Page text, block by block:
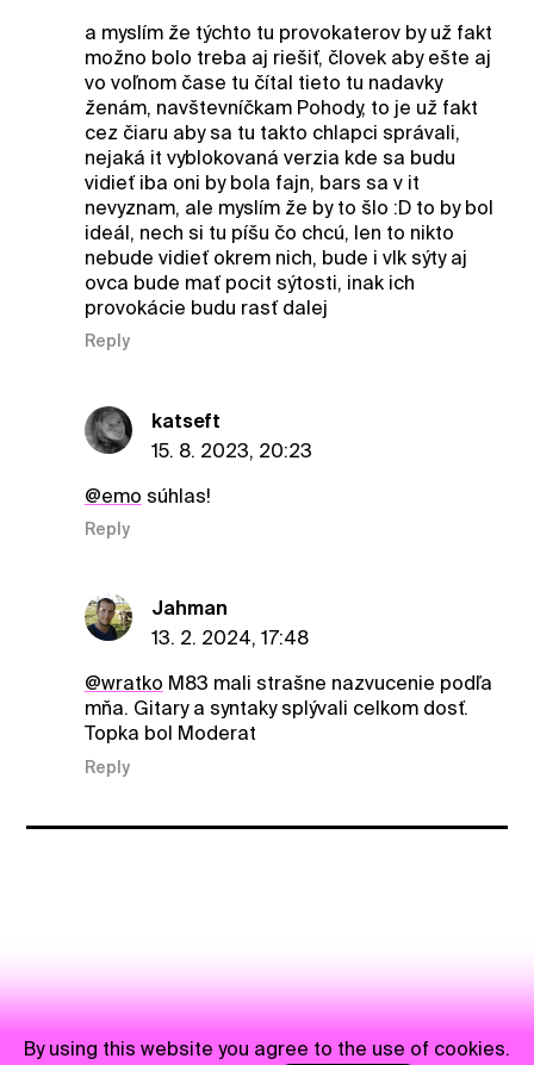
a myslím že týchto tu provokaterov by už fakt
možno bolo treba aj riešiť, človek aby ešte aj
vo voľnom čase tu čítal tieto tu nadavky
ženám, navštevníčkam Pohody, to je už fakt
cez čiaru aby sa tu takto chlapci správali,
nejaká it vyblokovaná verzia kde sa budu
vidieť iba oni by bola fajn, bars sa v it
nevyznam, ale myslím že by to šlo :D to by bol
ideál, nech si tu píšu čo chcú, len to nikto
nebude vidieť okrem nich, bude i vlk sýty aj
ovca bude mať pocit sýtosti, inak ich
provokácie budu rasť dalej
Reply
katseft
15. 8. 2023, 20:23
@emo súhlas!
Reply
Jahman
13. 2. 2024, 17:48
@wratko M83 mali strašne nazvucenie podľa
mňa. Gitary a syntaky splývali celkom dosť.
Topka bol Moderat
Reply
By using this website you agree to the use of cookies.